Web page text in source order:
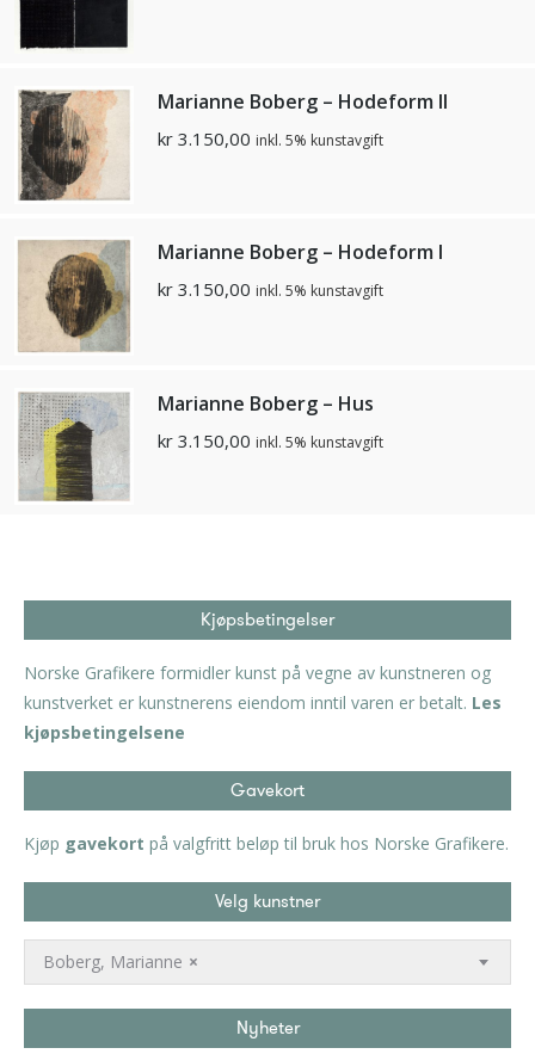
Marianne Boberg – Hodeform II
kr 3.150,00 inkl. 5% kunstavgift
Marianne Boberg – Hodeform I
kr 3.150,00 inkl. 5% kunstavgift
Marianne Boberg – Hus
kr 3.150,00 inkl. 5% kunstavgift
Kjøpsbetingelser
Norske Grafikere formidler kunst på vegne av kunstneren og
kunstverket er kunstnerens eiendom inntil varen er betalt. Les
kjøpsbetingelsene
Gavekort
Kjøp gavekort på valgfritt beløp til bruk hos Norske Grafikere.
Velg kunstner
×
Boberg, Marianne
Nyheter